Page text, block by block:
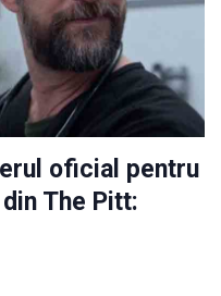
oficial pentru
The Pitt: